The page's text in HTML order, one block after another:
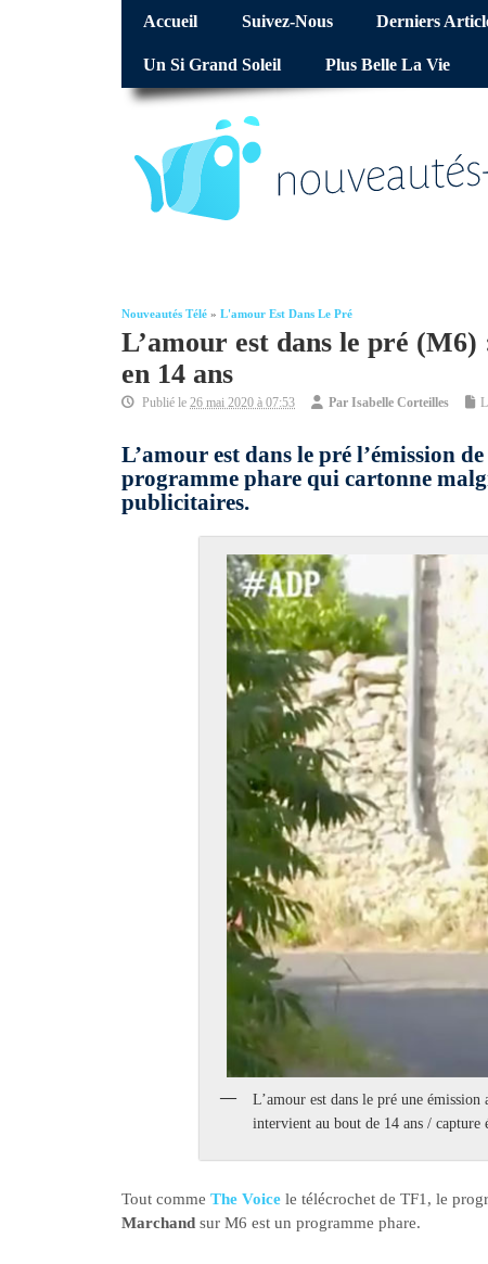
Accueil Suivez-Nous Derniers
Un Si Grand Soleil Plus Belle La Vie
Nouveautés Télé » L'amour Est Dans Le Pré
L’amour est dans le pré
en 14 ans
Publié le 26 mai 2020 à 07:53 Par Isabelle Corteilles
L’amour est dans le pré l’émission
programme phare qui cartonne
publicitaires.
L’amour est dans le pré une
intervient au bout de 14 ans / capture
Tout comme The Voice le télécrochet de TF1, le
Marchand sur M6 est un programme phare.